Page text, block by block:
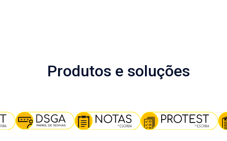
Produtos e soluções